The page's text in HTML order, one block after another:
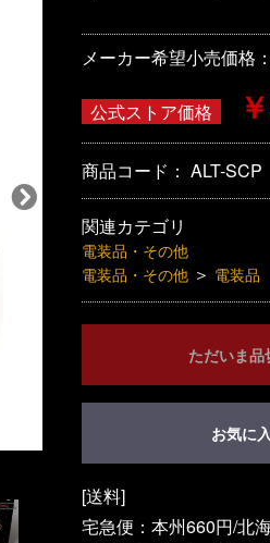
メーカー希望小売価格
公式ストア価格
商品コード： ALT-SCP
関連カテゴリ
電装品・その他
電装品・その他 ＞ 電装品
ただいま品
お気に
[送料]
宅急便：本州660円/北